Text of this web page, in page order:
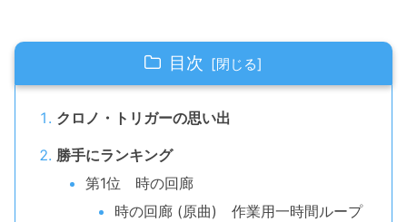
目次
クロノ・トリガーの思い出
勝手にランキング
第1位 時の回廊
時の回廊 (原曲) 作業用一時間ループ